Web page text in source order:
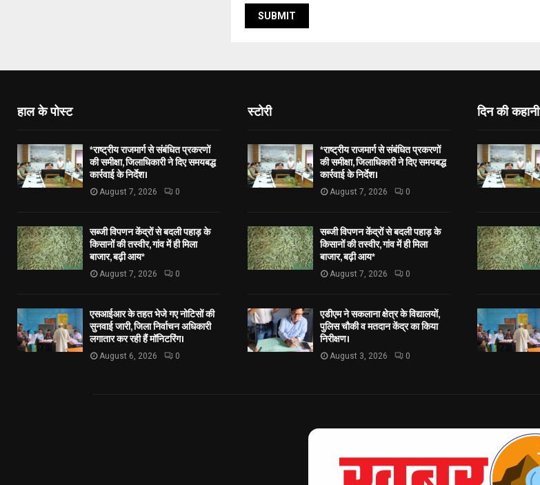
हाल के पोस्ट
*राष्ट्रीय राजमार्ग से संबंधित प्रकरणों
की समीक्षा, जिलाधिकारी ने दिए समयबद्ध
कार्रवाई के निर्देश।
August 7, 2026 0
सब्जी विपणन केंद्रों से बदली पहाड़ के
किसानों की तस्वीर, गांव में ही मिला
बाजार, बढ़ी आय*
August 7, 2026 0
एसआईआर के तहत भेजे गए नोटिसों की
सुनवाई जारी, जिला निर्वाचन अधिकारी
लगातार कर रही हैं मॉनिटरिंग।
August 6, 2026 0
स्टोरी
*राष्ट्रीय राजमार्ग से संबंधित प्रकरणों
की समीक्षा, जिलाधिकारी ने दिए समयबद्ध
कार्रवाई के निर्देश।
August 7, 2026 0
सब्जी विपणन केंद्रों से बदली पहाड़ के
किसानों की तस्वीर, गांव में ही मिला
बाजार, बढ़ी आय*
August 7, 2026 0
एडीएम ने सकलाना क्षेत्र के विद्यालयों,
पुलिस चौकी व मतदान केंद्र का किया
निरीक्षण।
August 3, 2026 0
दिन की कहानी